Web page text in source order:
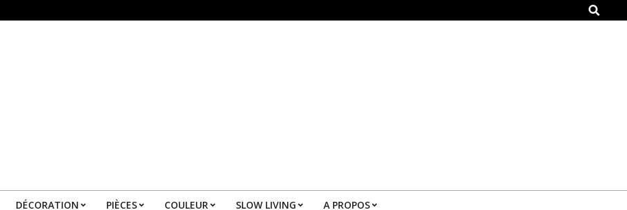
Search
DÉCORATION PIÈCES COULEUR SLOW LIVING A PROPOS